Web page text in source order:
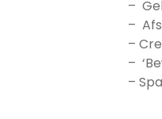
–
–
–
–
–